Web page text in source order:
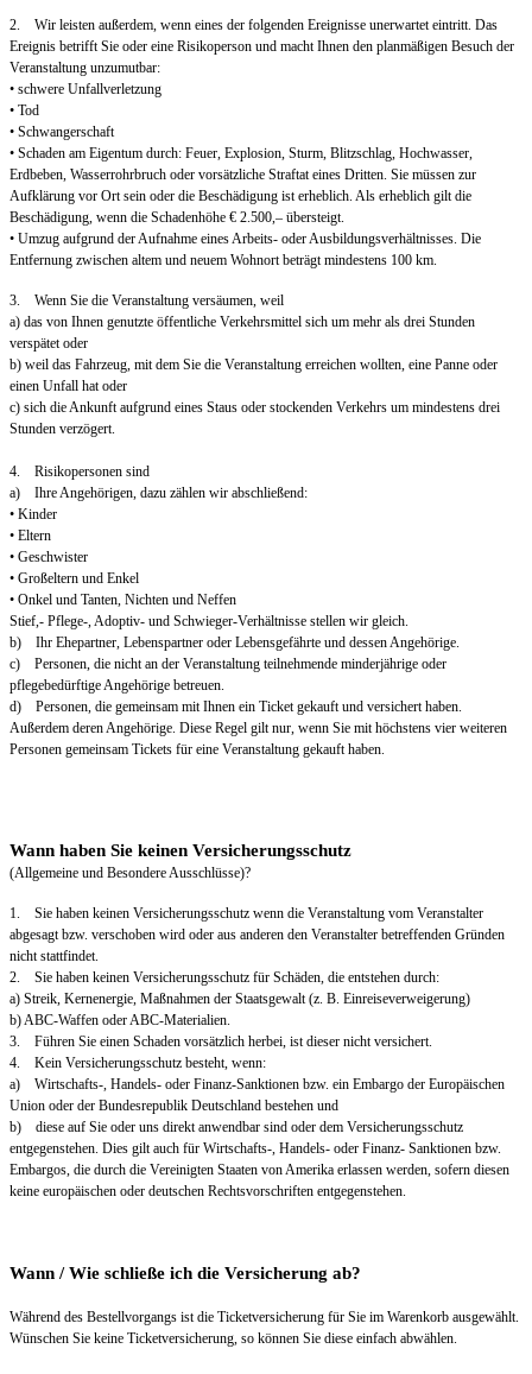
2. Wir leisten außerdem, wenn eines der folgenden Ereignisse unerwartet eintritt. Das
Ereignis betrifft Sie oder eine Risikoperson und macht Ihnen den planmäßigen Besuch der
Veranstaltung unzumutbar:
• schwere Unfallverletzung
• Tod
• Schwangerschaft
• Schaden am Eigentum durch: Feuer, Explosion, Sturm, Blitzschlag, Hochwasser,
Erdbeben, Wasserrohrbruch oder vorsätzliche Straftat eines Dritten. Sie müssen zur
Aufklärung vor Ort sein oder die Beschädigung ist erheblich. Als erheblich gilt die
Beschädigung, wenn die Schadenhöhe € 2.500,– übersteigt.
• Umzug aufgrund der Aufnahme eines Arbeits- oder Ausbildungsverhältnisses. Die
Entfernung zwischen altem und neuem Wohnort beträgt mindestens 100 km.
3. Wenn Sie die Veranstaltung versäumen, weil
a) das von Ihnen genutzte öffentliche Verkehrsmittel sich um mehr als drei Stunden
verspätet oder
b) weil das Fahrzeug, mit dem Sie die Veranstaltung erreichen wollten, eine Panne oder
einen Unfall hat oder
c) sich die Ankunft aufgrund eines Staus oder stockenden Verkehrs um mindestens drei
Stunden verzögert.
4. Risikopersonen sind
a) Ihre Angehörigen, dazu zählen wir abschließend:
• Kinder
• Eltern
• Geschwister
• Großeltern und Enkel
• Onkel und Tanten, Nichten und Neffen
Stief,- Pflege-, Adoptiv- und Schwieger-Verhältnisse stellen wir gleich.
b) Ihr Ehepartner, Lebenspartner oder Lebensgefährte und dessen Angehörige.
c) Personen, die nicht an der Veranstaltung teilnehmende minderjährige oder
pflegebedürftige Angehörige betreuen.
d) Personen, die gemeinsam mit Ihnen ein Ticket gekauft und versichert haben.
Außerdem deren Angehörige. Diese Regel gilt nur, wenn Sie mit höchstens vier weiteren
Personen gemeinsam Tickets für eine Veranstaltung gekauft haben.
Wann haben Sie keinen Versicherungsschutz
(Allgemeine und Besondere Ausschlüsse)?
1. Sie haben keinen Versicherungsschutz wenn die Veranstaltung vom Veranstalter
abgesagt bzw. verschoben wird oder aus anderen den Veranstalter betreffenden Gründen
nicht stattfindet.
2. Sie haben keinen Versicherungsschutz für Schäden, die entstehen durch:
a) Streik, Kernenergie, Maßnahmen der Staatsgewalt (z. B. Einreiseverweigerung)
b) ABC-Waffen oder ABC-Materialien.
3. Führen Sie einen Schaden vorsätzlich herbei, ist dieser nicht versichert.
4. Kein Versicherungsschutz besteht, wenn:
a) Wirtschafts-, Handels- oder Finanz-Sanktionen bzw. ein Embargo der Europäischen
Union oder der Bundesrepublik Deutschland bestehen und
b) diese auf Sie oder uns direkt anwendbar sind oder dem Versicherungsschutz
entgegenstehen. Dies gilt auch für Wirtschafts-, Handels- oder Finanz- Sanktionen bzw.
Embargos, die durch die Vereinigten Staaten von Amerika erlassen werden, sofern diesen
keine europäischen oder deutschen Rechtsvorschriften entgegenstehen.
Wann / Wie schließe ich die Versicherung ab?
Während des Bestellvorgangs ist die Ticketversicherung für Sie im Warenkorb ausgewählt.
Wünschen Sie keine Ticketversicherung, so können Sie diese einfach abwählen.